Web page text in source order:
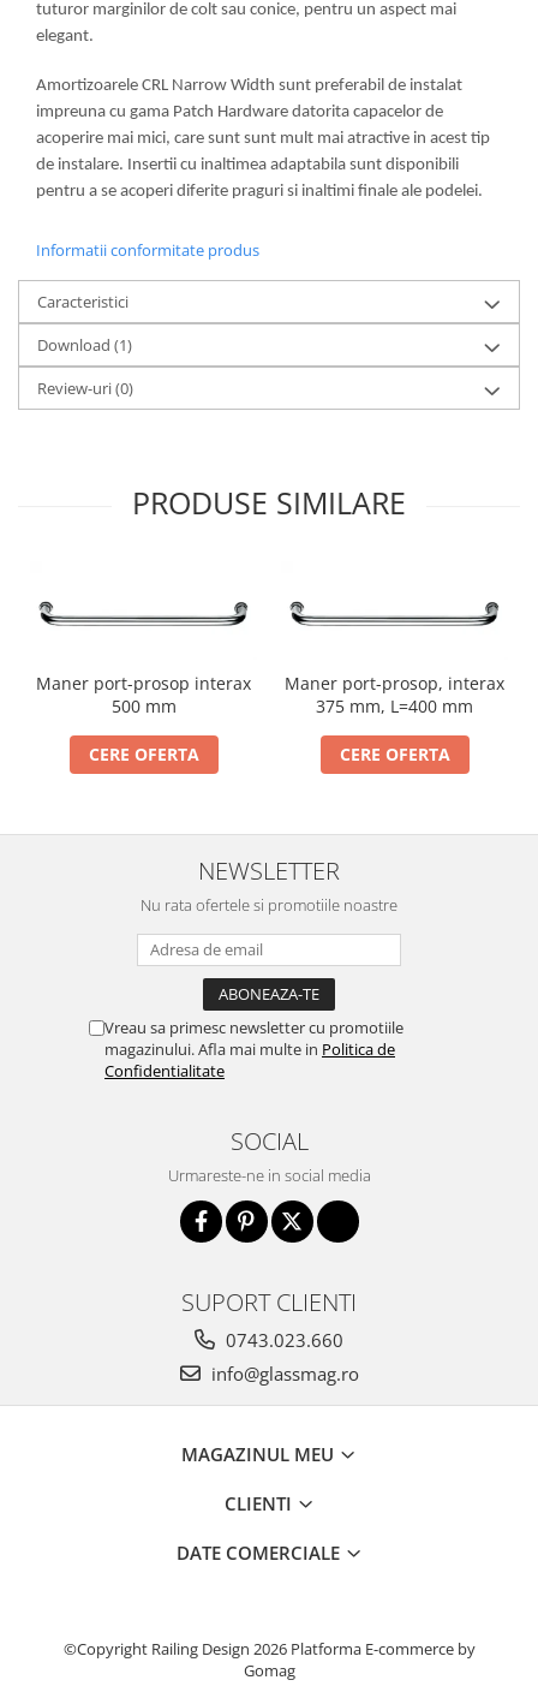
Conectori cabine dus
Bara stabilizatoare si conectori
cabine dus
Garnituri cabine dus
Butoni si manere cabine dus
Profil U balustrada sticla
Cale si garnituri profil U
balustrada sticla
Accesorii profil U balustrada sticla
Mana curenta profil U balustrada
sticla
Balcon frantuzesc
Cleme montanti balustrada
Cabluri si componente montanti
Mana curenta perete
Suporti mana curenta
Prinderi punctuale
Conectori sticla
Accesorii prinderi punctuale
Sisteme copertina
Seturi copertina
Componente copertina
Accesorii compartimentare toalete
tuturor marginilor de colt sau conice, pentru un aspect mai
elegant.
Amortizoarele CRL Narrow Width sunt preferabil de instalat
impreuna cu gama Patch Hardware datorita capacelor de
acoperire mai mici, care sunt sunt mult mai atractive in acest tip
de instalare. Insertii cu inaltimea adaptabila sunt disponibili
pentru a se acoperi diferite praguri si inaltimi finale ale podelei.
Informatii conformitate produs
Caracteristici
Download (1)
Review-uri(0)
PRODUSE SIMILARE
Maner port-prosop interax
500 mm
CERE OFERTA
Maner port-prosop, interax
375 mm, L=400 mm
CERE OFERTA
NEWSLETTER
Nu rata ofertele si promotiile noastre
Vreau sa primesc newsletter cu promotiile
magazinului. Afla mai multe in Politica de
Confidentialitate
SOCIAL
Urmareste-ne in social media
SUPORT CLIENTI
0743.023.660
info@glassmag.ro
MAGAZINUL MEU
CLIENTI
DATE COMERCIALE
©Copyright Railing Design 2026 Platforma E-commerce by
Gomag